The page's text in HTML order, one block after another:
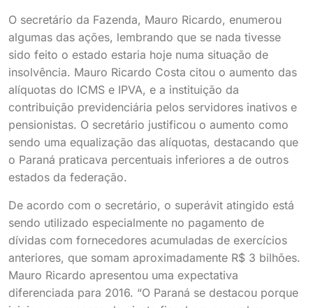
O secretário da Fazenda, Mauro Ricardo, enumerou
algumas das ações, lembrando que se nada tivesse
sido feito o estado estaria hoje numa situação de
insolvência. Mauro Ricardo Costa citou o aumento das
alíquotas do ICMS e IPVA, e a instituição da
contribuição previdenciária pelos servidores inativos e
pensionistas. O secretário justificou o aumento como
sendo uma equalização das alíquotas, destacando que
o Paraná praticava percentuais inferiores a de outros
estados da federação.
De acordo com o secretário, o superávit atingido está
sendo utilizado especialmente no pagamento de
dívidas com fornecedores acumuladas de exercícios
anteriores, que somam aproximadamente R$ 3 bilhões.
Mauro Ricardo apresentou uma expectativa
diferenciada para 2016. “O Paraná se destacou porque